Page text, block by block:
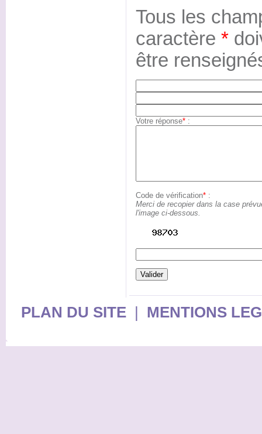
Tous les
caractère *
être
Votre réponse*:
Code de vérification*:
Merci de recopier dans la case
l'image ci-dessous.
PLAN DU SITE| MENTIONS